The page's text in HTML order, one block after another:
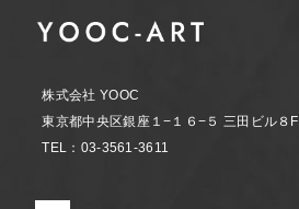
株式会社 YOOC
東京都中央区銀座１−１６−５ 三田ビル８F
TEL：03-3561-3611